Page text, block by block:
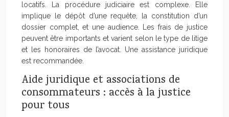
locatifs. La procédure judiciaire est complexe. Elle
implique le dépôt d’une requête, la constitution d’un
dossier complet, et une audience. Les frais de justice
peuvent être importants et varient selon le type de litige
et les honoraires de l’avocat. Une assistance juridique
est recommandée.
Aide juridique et associations de
consommateurs : accès à la justice
pour tous